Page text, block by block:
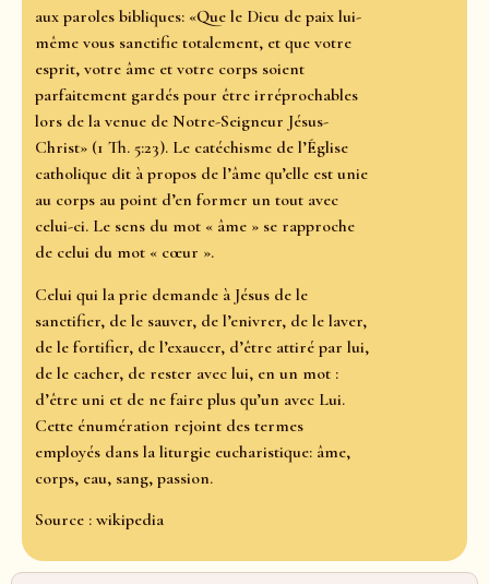
aux paroles bibliques: «Que le Dieu de paix lui-
même vous sanctifie totalement, et que votre
esprit, votre âme et votre corps soient
parfaitement gardés pour être irréprochables
lors de la venue de Notre-Seigneur Jésus-
Christ» (1 Th. 5:23). Le catéchisme de l’Église
catholique dit à propos de l’âme qu’elle est unie
au corps au point d’en former un tout avec
celui-ci. Le sens du mot « âme » se rapproche
de celui du mot « cœur ».
Celui qui la prie demande à Jésus de le
sanctifier, de le sauver, de l’enivrer, de le laver,
de le fortifier, de l’exaucer, d’être attiré par lui,
de le cacher, de rester avec lui, en un mot :
d’être uni et de ne faire plus qu’un avec Lui.
Cette énumération rejoint des termes
employés dans la liturgie eucharistique: âme,
corps, eau, sang, passion.
Source : wikipedia